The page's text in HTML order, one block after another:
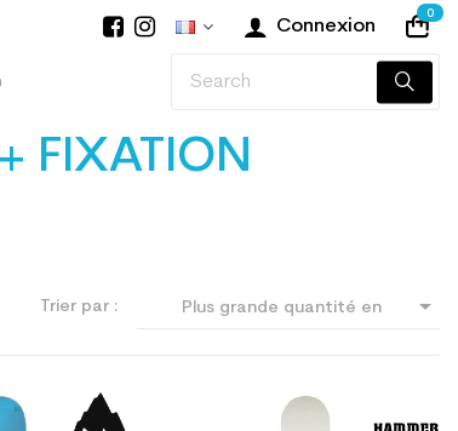
Connexion
0
FIXATION
Trier par : Plus grande quantité en 